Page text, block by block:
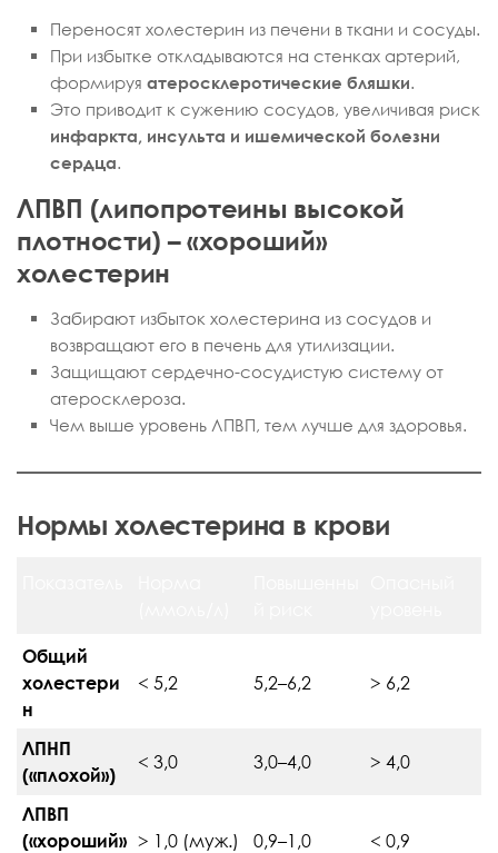
Переносят холестерин из печени в ткани и сосуды.
При избытке откладываются на стенках артерий,
формируя атеросклеротические бляшки.
Это приводит к сужению сосудов, увеличивая риск
инфаркта, инсульта и ишемической болезни
сердца.
ЛПВП (липопротеины высокой
плотности) – «хороший»
холестерин
Забирают избыток холестерина из сосудов и
возвращают его в печень для утилизации.
Защищают сердечно-сосудистую систему от
атеросклероза.
Чем выше уровень ЛПВП, тем лучше для здоровья.
Нормы холестерина в крови
Общий
холестери
н
< 5,2 5,2–6,2 > 6,2
ЛПНП
(«плохой»)
< 3,0 3,0–4,0 > 4,0
ЛПВП
(«хороший» > 1,0 (муж.) 0,9–1,0 < 0,9